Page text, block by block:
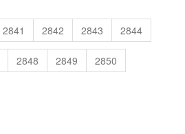
2841 2842 2843 2844
2848 2849 2850